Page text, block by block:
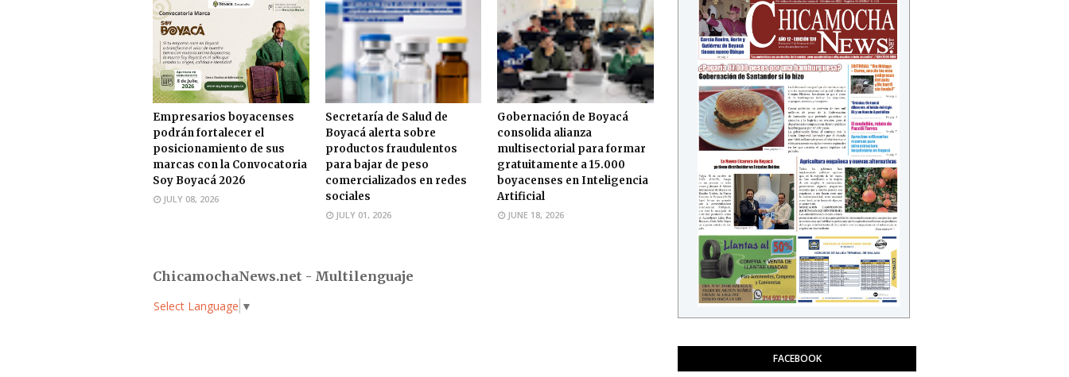
Empresarios boyacenses
podrán fortalecer el
posicionamiento de sus
marcas con la Convocatoria
Soy Boyacá 2026
JULY 08, 2026
Secretaría de Salud de
Boyacá alerta sobre
productos fraudulentos
para bajar de peso
comercializados en redes
sociales
JULY 01, 2026
Gobernación de Boyacá
consolida alianza
multisectorial para formar
gratuitamente a 15.000
boyacenses en Inteligencia
Artificial
JUNE 18, 2026
ChicamochaNews.net - Multilenguaje
Select Language ▼
FACEBOOK